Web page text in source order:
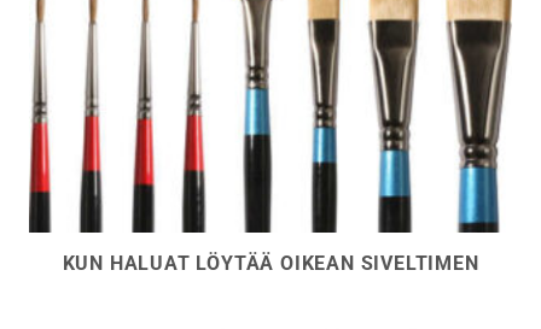
KUN HALUAT LÖYTÄÄ OIKEAN SIVELTIMEN